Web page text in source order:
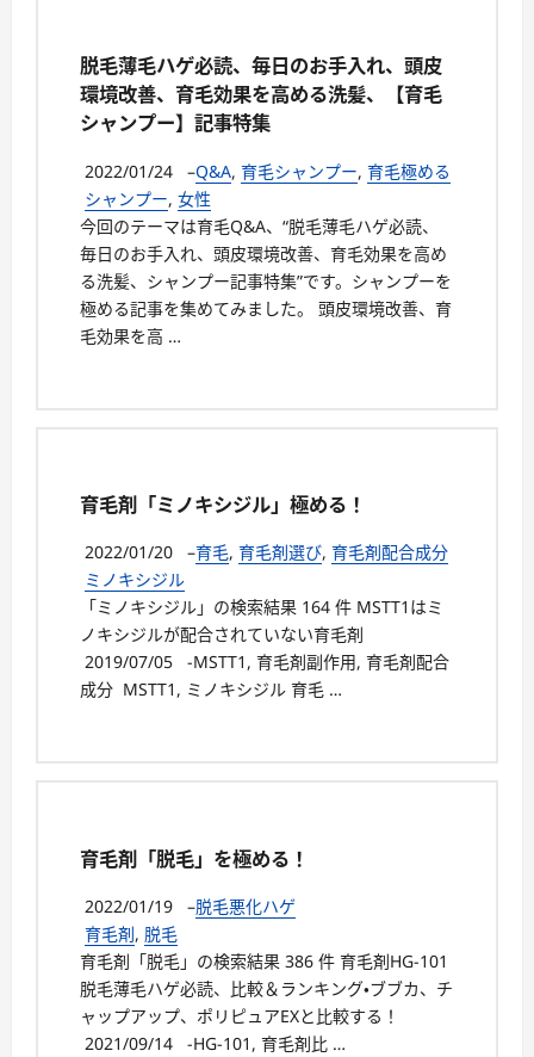
脱毛薄毛ハゲ必読、毎日のお手入れ、頭皮
環境改善、育毛効果を高める洗髪、【育毛
シャンプー】記事特集
2022/01/24 –Q&A, 育毛シャンプー, 育毛極める
シャンプー, 女性
今回のテーマは育毛Q&A、“脱毛薄毛ハゲ必読、
毎日のお手入れ、頭皮環境改善、育毛効果を高め
る洗髪、シャンプー記事特集”です。シャンプーを
極める記事を集めてみました。 頭皮環境改善、育
毛効果を高 …
育毛剤「ミノキシジル」極める！
2022/01/20 –育毛, 育毛剤選び, 育毛剤配合成分
ミノキシジル
「ミノキシジル」の検索結果 164 件 MSTT1はミ
ノキシジルが配合されていない育毛剤
2019/07/05 -MSTT1, 育毛剤副作用, 育毛剤配合
成分 MSTT1, ミノキシジル 育毛 …
育毛剤「脱毛」を極める！
2022/01/19 –脱毛悪化ハゲ
育毛剤, 脱毛
育毛剤「脱毛」の検索結果 386 件 育毛剤HG-101
脱毛薄毛ハゲ必読、比較＆ランキング・ブブカ、チ
ャップアップ、ポリピュアEXと比較する！
2021/09/14 -HG-101, 育毛剤比 …